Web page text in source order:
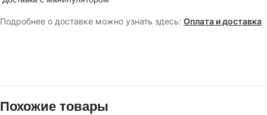
Подробнее о доставке можно узнать здесь: Оплата и доставка
Похожие товары